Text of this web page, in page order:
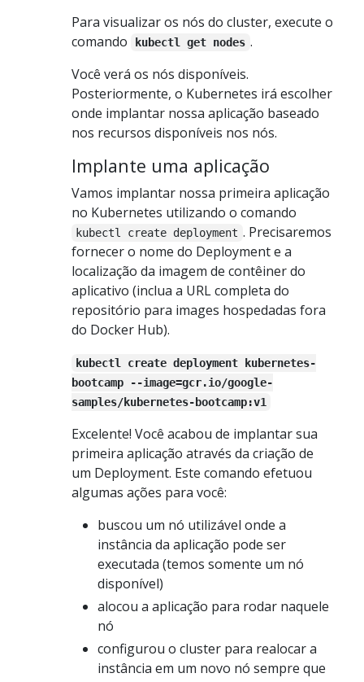
Para visualizar os nós do cluster, execute o
comando
kubectl get nodes .
Você verá os nós disponíveis.
Posteriormente, o Kubernetes irá escolher
onde implantar nossa aplicação baseado
nos recursos disponíveis nos nós.
Implante uma aplicação
Vamos implantar nossa primeira aplicação
no Kubernetes utilizando o comando
kubectl create deployment . Precisaremos
fornecer o nome do Deployment e a
localização da imagem de contêiner do
aplicativo (inclua a URL completa do
repositório para images hospedadas fora
do Docker Hub).
kubectl create deployment kubernetes-
bootcamp --image=gcr.io/google-
samples/kubernetes-bootcamp:v1
Excelente! Você acabou de implantar sua
primeira aplicação através da criação de
um Deployment. Este comando efetuou
algumas ações para você:
buscou um nó utilizável onde a
instância da aplicação pode ser
executada (temos somente um nó
disponível)
alocou a aplicação para rodar naquele
nó
configurou o cluster para realocar a
instância em um novo nó sempre que